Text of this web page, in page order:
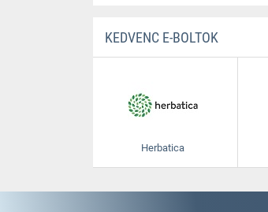
KEDVENC E-BOLTOK
Herbatica